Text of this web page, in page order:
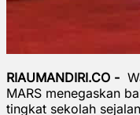
RIAUMANDIRI.CO -
MARS menegaskan
tingkat sekolah